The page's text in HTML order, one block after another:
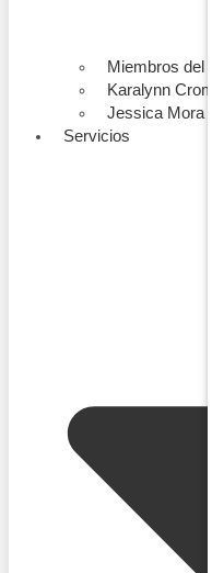
Miembros del
Karalynn
Jessica Mora
Servicios